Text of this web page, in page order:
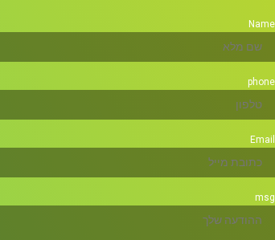
Name
phone
Email
msg